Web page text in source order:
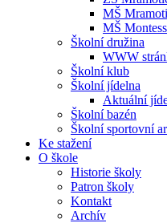
MŠ
MŠ
Školní družina
WWW
Školní klub
Školní jídelna
Aktuální
Školní bazén
Školní sportovní
Ke stažení
O škole
Historie školy
Patron školy
Kontakt
Archív